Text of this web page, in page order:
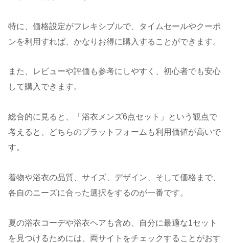
特に、価格設定がフレキシブルで、タイムセールやクーポ
ンを利用すれば、かなりお得に購入することができます。
また、レビューや評価も参考にしやすく、初心者でも安心
して購入できます。
総合的に見ると、「浴衣メンズ6点セット」という観点で
考えると、どちらのプラットフォームも利用価値が高いで
す。
着物や浴衣の品質、サイズ、デザイン、そして価格まで、
各自のニーズに合った選択をするのが一番です。
夏の浴衣コーデや浴衣ヘアも含め、自分に最適な1セット
を見つけるためには、両サイトをチェックすることがおす